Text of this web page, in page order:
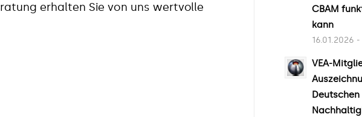
erhalten Sie von uns wertvolle
CBAM
kann
16.01.2026
VEA-
Deutschen